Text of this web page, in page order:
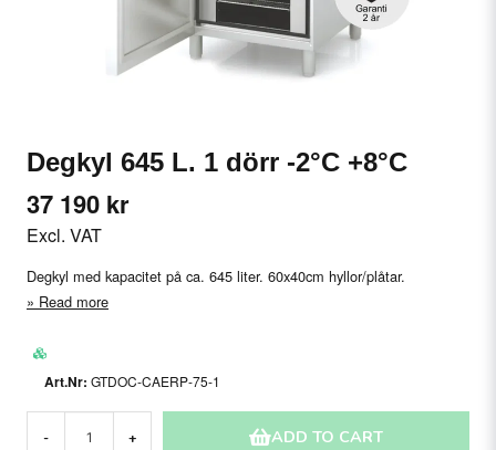
Degkyl 645 L. 1 dörr -2°C +8°C
37 190 kr
Excl. VAT
Degkyl med kapacitet på ca. 645 liter. 60x40cm hyllor/plåtar.
Read more
GTDOC-CAERP-75-1
- + ADD TO CART